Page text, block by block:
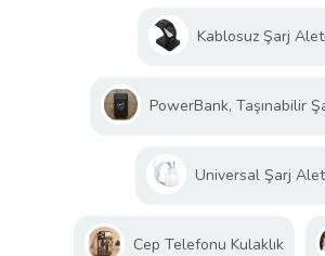
Kablosuz Şarj
PowerBank, Taşınabilir
Universal Şarj
Cep Telefonu Kulaklık